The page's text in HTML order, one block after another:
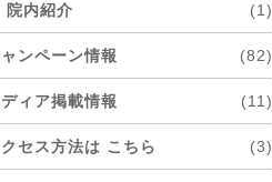
院内紹介 (1)
ンペーン情報 (82)
ディア掲載情報 (11)
セス方法は こちら (3)